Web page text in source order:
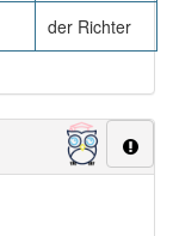
der Richter